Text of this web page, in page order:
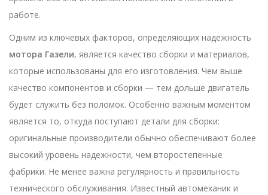
работе.
Одним из ключевых факторов, определяющих надежность
мотора Газели, является качество сборки и материалов,
которые использованы для его изготовления. Чем выше
качество компонентов и сборки — тем дольше двигатель
будет служить без поломок. Особенно важным моментом
является то, откуда поступают детали для сборки:
оригинальные производители обычно обеспечивают более
высокий уровень надежности, чем второстепенные
фабрики. Не менее важна регулярность и правильность
технического обслуживания. Известный автомеханик и